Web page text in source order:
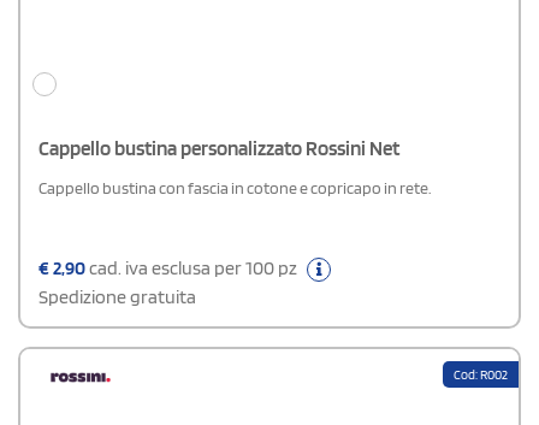
Cappello bustina personalizzato Rossini Net
Cappello bustina con fascia in cotone e copricapo in rete.
€2,90cad. iva esclusa per 100 pz
Spedizione gratuita
Cod: R002